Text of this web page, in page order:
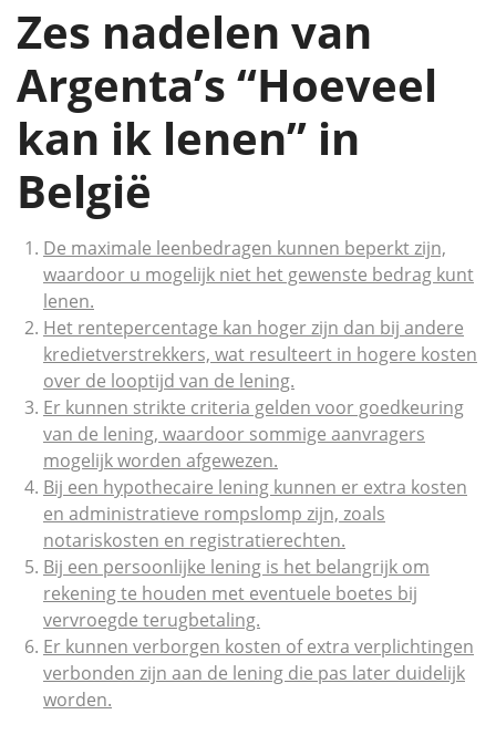
Zes nadelen van
Argenta’s “Hoeveel
kan ik lenen” in
België
De maximale leenbedragen kunnen beperkt zijn,
waardoor u mogelijk niet het gewenste bedrag kunt
lenen.
Het rentepercentage kan hoger zijn dan bij andere
kredietverstrekkers, wat resulteert in hogere kosten
over de looptijd van de lening.
Er kunnen strikte criteria gelden voor goedkeuring
van de lening, waardoor sommige aanvragers
mogelijk worden afgewezen.
Bij een hypothecaire lening kunnen er extra kosten
en administratieve rompslomp zijn, zoals
notariskosten en registratierechten.
Bij een persoonlijke lening is het belangrijk om
rekening te houden met eventuele boetes bij
vervroegde terugbetaling.
Er kunnen verborgen kosten of extra verplichtingen
verbonden zijn aan de lening die pas later duidelijk
worden.